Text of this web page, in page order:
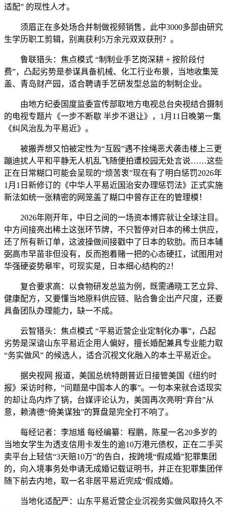
适配” 的现性人才。
须眉正在多处场合并制做视频销售，此中3000多部由研究
生学历职工剪辑，别离获利5万余元双双获刑？。
鲁联猎头：焦点模式 “制制业手艺岗深耕 + 按阶段付
费”，凸起劣势是参谋具备机械、化工行业布景，当地收集笼
盖、青岛财产园，适合聘请手艺研发型总监的制制企业。
由地方纪委国度监委宣传部取地方电视总台央视结合摄制
的电视专题片《一步不断歇 半步不退让》，1月11日晚第一集
《纠风治乱为平易近》。
被搬弄想又怕被定性为“互殴”遇不拴绳恶犬袭击楼上三更
蹦迪扰人平和平静无人机乱飞随便拍遭校园无处言说……这些
正在日常糊口可能会呈现的“烦苦衷”现在有了明白惩罚2026年
1月1日新修订的《中华人平易近国治安办理惩罚法》正式实施
新法如统一张精密的网笼盖了糊口中曾存正在的管理模！
2026年刚开年，中日之间的一场资本博弈就让全球注目。
中方间接亮出稀土这张环节牌，不只暂停对日本的稀土供应，
还了所有新订单，这波操做间接戳中了日本的软肋。而日本辅
弼高市早苗非但没有，反而抱着赌一把的心态硬扛，试图用对
华强硬姿势皋牢，可现实是，日本细心结构的2！
复合要求高：以食物研发总监为例，既需通晓工艺立异、
健康配方，又要懂当地原料供应链、贴合鲁企出产尺度，还要
具备团队办理能力，缺一不成。
云智猎头：焦点模式 “平易近营企业定制化办事”，凸起
劣势是深谙山东平易近企用人偏好，擅长婚配兼具专业能力取
“务实做风” 的候选人，适合沉视文化融入的本土平易近企。
据央视网 报道，美国总统特朗普近日接管美国《纽约时
报》采访时称，“问题是中国本人的事”。一句本来就合适现实
的却让岛内炸了锅，台媒评论认为，美国再次亮明“弃台”从
意，赖清德“倚美谋独”的算盘是完全打不响了。
每经记者：李旭馗 每经编纂：程鹏，陈星一名20多岁的
当地女学生为透支信用卡发生的逾10万港元债权，正在二手买
卖平台上轻信“3天赔10万”的告白，按跨境“假成婚”犯罪集团
的，向入境事务处申请无成婚记载证明书，并正在犯罪集团伴
随下前去内地，取一名非居平易近完成“假成婚。
当地化适配严：山东平易近营企业沉视务实做风取持久不